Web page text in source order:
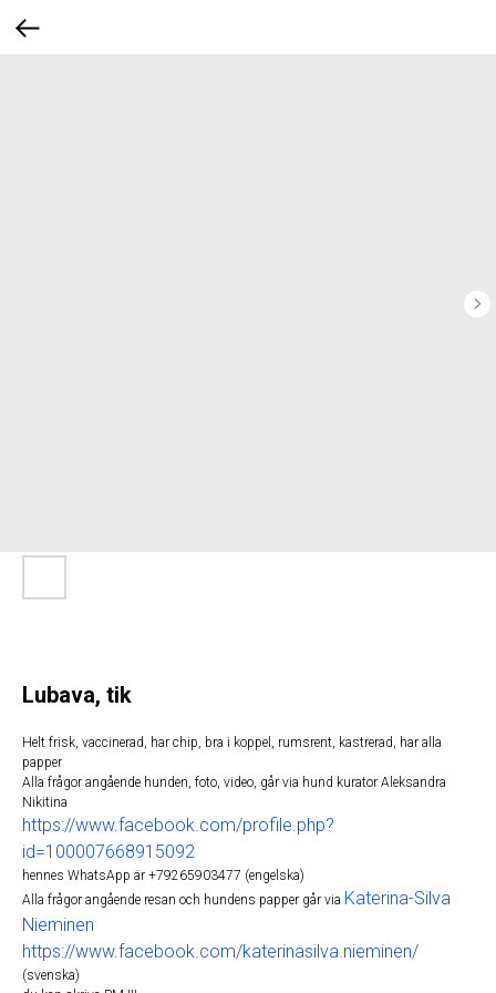
Lubava, tik
Helt frisk, vaccinerad, har chip, bra i koppel, rumsrent, kastrerad, har alla
papper
Alla frågor angående hunden, foto, video, går via hund kurator Aleksandra
Nikitina
https://www.facebook.com/profile.php?
id=100007668915092
hennes WhatsApp är +79265903477 (engelska)
Alla frågor angående resan och hundens papper går via Katerina-Silva
Nieminen
https://www.facebook.com/katerinasilva.nieminen/
(svenska)